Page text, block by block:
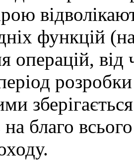
функцій
операцій, від
благо